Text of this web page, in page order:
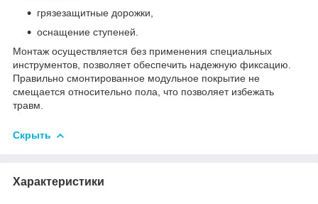
грязезащитные дорожки,
оснащение ступеней.
Монтаж осуществляется без применения специальных
инструментов, позволяет обеспечить надежную фиксацию.
Правильно смонтированное модульное покрытие не
смещается относительно пола, что позволяет избежать
травм.
Скрыть
Характеристики